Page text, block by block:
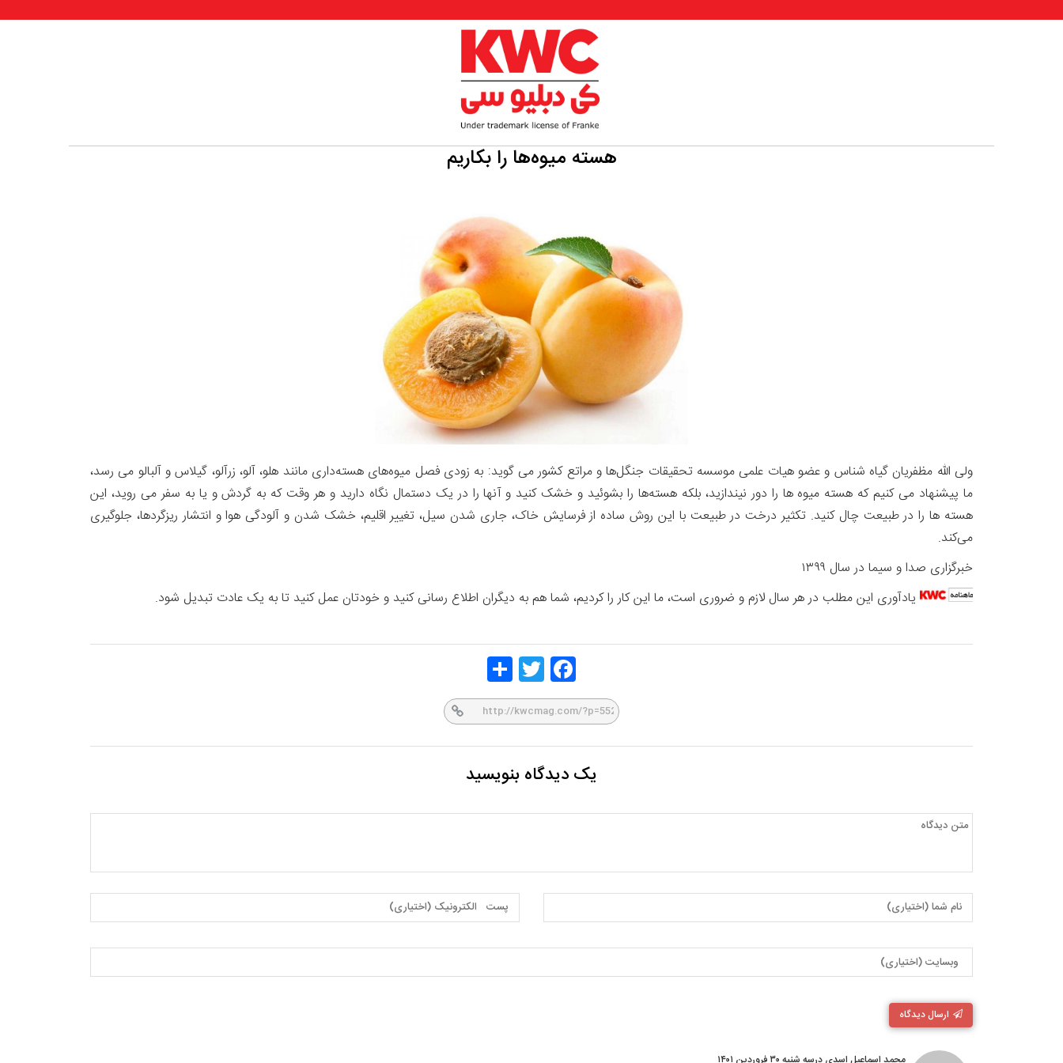
هسته میوه‌ها را بکاریم
ولی الله مظفریان گیاه شناس و عضو هیات علمی موسسه تحقیقات جنگل‌ها و مراتع کشور می گوید: به زودی فصل میوه‌های هسته‌داری مانند هلو، آلو، زرآلو، گیلاس و آلبالو می رسد،
ما پیشنهاد می کنیم که هسته میوه ها را دور نیندازید، بلکه هسته‌ها را بشوئید و خشک کنید و آنها را در یک دستمال نگاه دارید و هر وقت که به گردش و یا به سفر می روید، این
هسته ها را در طبیعت چال کنید. تکثیر درخت در طبیعت با این روش ساده از فرسایش خاک، جاری شدن سیل، تغییر اقلیم، خشک شدن و آلودگی هوا و انتشار ریزگردها، جلوگیری
می‌کند.
خبرگزاری صدا و سیما در سال ۱۳۹۹
یادآوری این مطلب در هر سال لازم و ضروری است، ما این کار را کردیم، شما هم به دیگران اطلاع رسانی کنید و خودتان عمل کنید تا به یک عادت تبدیل شود.
Face
Twitt
یک دیدگاه بنویسید
ارسال دیدگاه
محمد اسماعیل اسدی درسه شنبه ۳۰ فروردین ۱۴۰۱